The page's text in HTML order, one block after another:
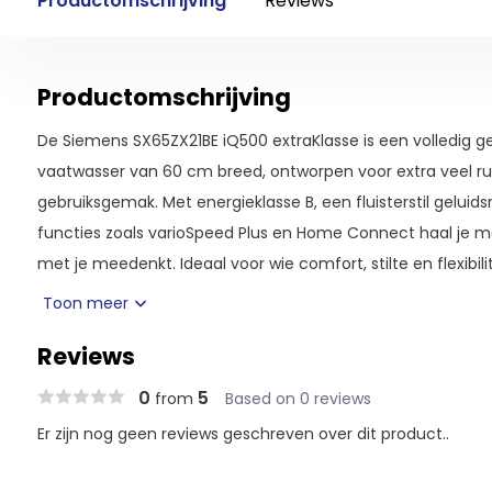
Productomschrijving
De Siemens SX65ZX21BE iQ500 extraKlasse is een volledig
vaatwasser van 60 cm breed, ontworpen voor extra veel
gebruiksgemak. Met energieklasse B, een fluisterstil
functies zoals varioSpeed Plus en Home Connect haal je
met je meedenkt. Ideaal voor wie comfort, stilte en
Extra hoog, extra veel ruimte
Dit is een XXL-model. Dat betekent meer binnenruimte,
kopjes en keukengerei krijgen allemaal hun eigen plek.
Toon meer
Reviews
0 from 5 Based on 0 reviews
Er zijn nog geen reviews geschreven over dit product..